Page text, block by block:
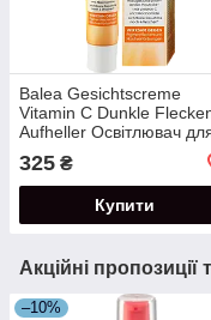
Balea Gesichtscreme
Vitamin C Dunkle
Aufheller Освітлювач
пігментних плям з
вітаміном С 50 мл
325 ₴
Купити
Акційні пропозиції
–10%